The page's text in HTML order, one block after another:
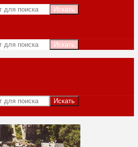
Искать
Искать
Искать